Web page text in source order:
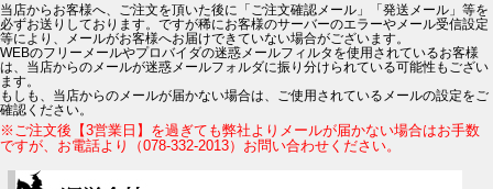
当店からお客様へ、ご注文を頂いた後に「ご注文確認メール」「発送メール」等を
必ずお送りしております。ですが稀にお客様のサーバーのエラーやメール受信設定
等により、メールがお客様へお届けできていない場合がございます。
WEBのフリーメールやプロバイダの迷惑メールフィルタを使用されているお客様
は、当店からのメールが迷惑メールフォルダに振り分けられている可能性もござい
ます。
もしも、当店からのメールが届かない場合は、ご使用されているメールの設定をご
確認ください。
※ご注文後【3営業日】を過ぎても弊社よりメールが届かない場合はお手数
ですが、お電話より（078-332-2013）お問い合わせください。